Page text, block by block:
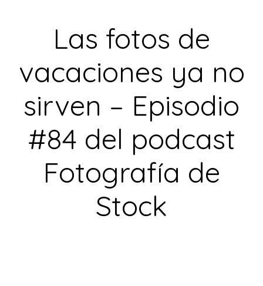
Las fotos de
vacaciones ya no
sirven – Episodio
#84 del podcast
Fotografía de
Stock